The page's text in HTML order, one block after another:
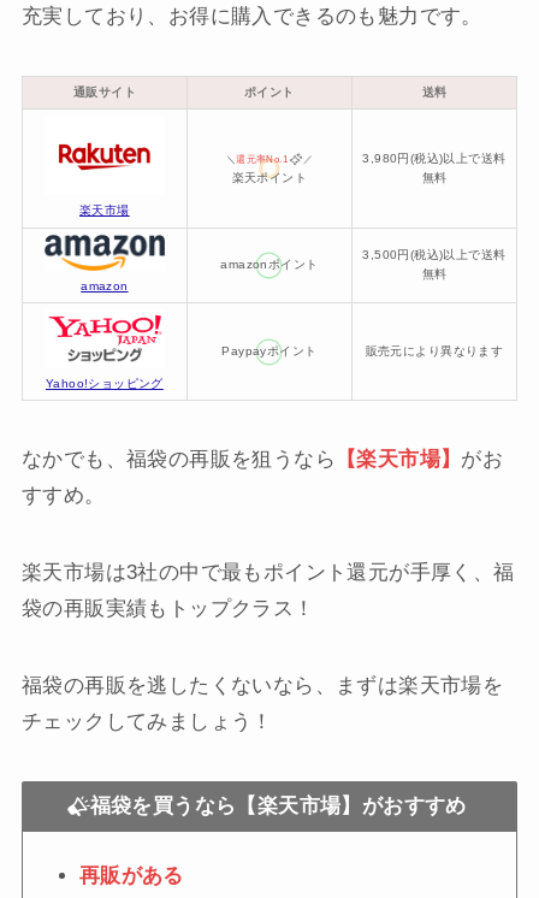
充実しており、お得に購入できるのも魅力です。
通販サイト ポイント 送料
楽天市場
＼還元率No.1 ／
楽天ポイント
3,980円(税込)以上で送料
無料
amazon
amazonポイント
3,500円(税込)以上で送料
無料
Yahoo!ショッピング
Paypayポイント 販売元により異なります
なかでも、福袋の再販を狙うなら 【楽天市場】 がお
すすめ。
楽天市場は3社の中で最もポイント還元が手厚く、福
袋の再販実績もトップクラス！
福袋の再販を逃したくないなら、まずは楽天市場を
チェックしてみましょう！
福袋を買うなら【楽天市場】がおすすめ
再販がある